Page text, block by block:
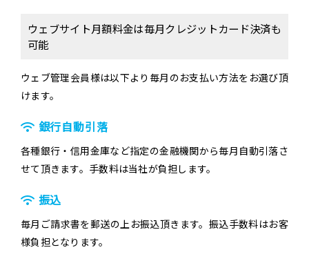
ウェブサイト月額料金は毎月クレジットカード決済も
可能
ウェブ管理会員様は以下より毎月のお支払い方法をお選び頂
けます。
銀行自動引落
各種銀行・信用金庫など指定の金融機関から毎月自動引落さ
せて頂きます。手数料は当社が負担します。
振込
毎月ご請求書を郵送の上お振込頂きます。振込手数料はお客
様負担となります。